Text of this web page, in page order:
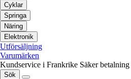
Cyklar
Springa
Näring
Elektronik
Utförsäljning
Varumärken
Kundservice i Frankrike Säker betalning
Sök